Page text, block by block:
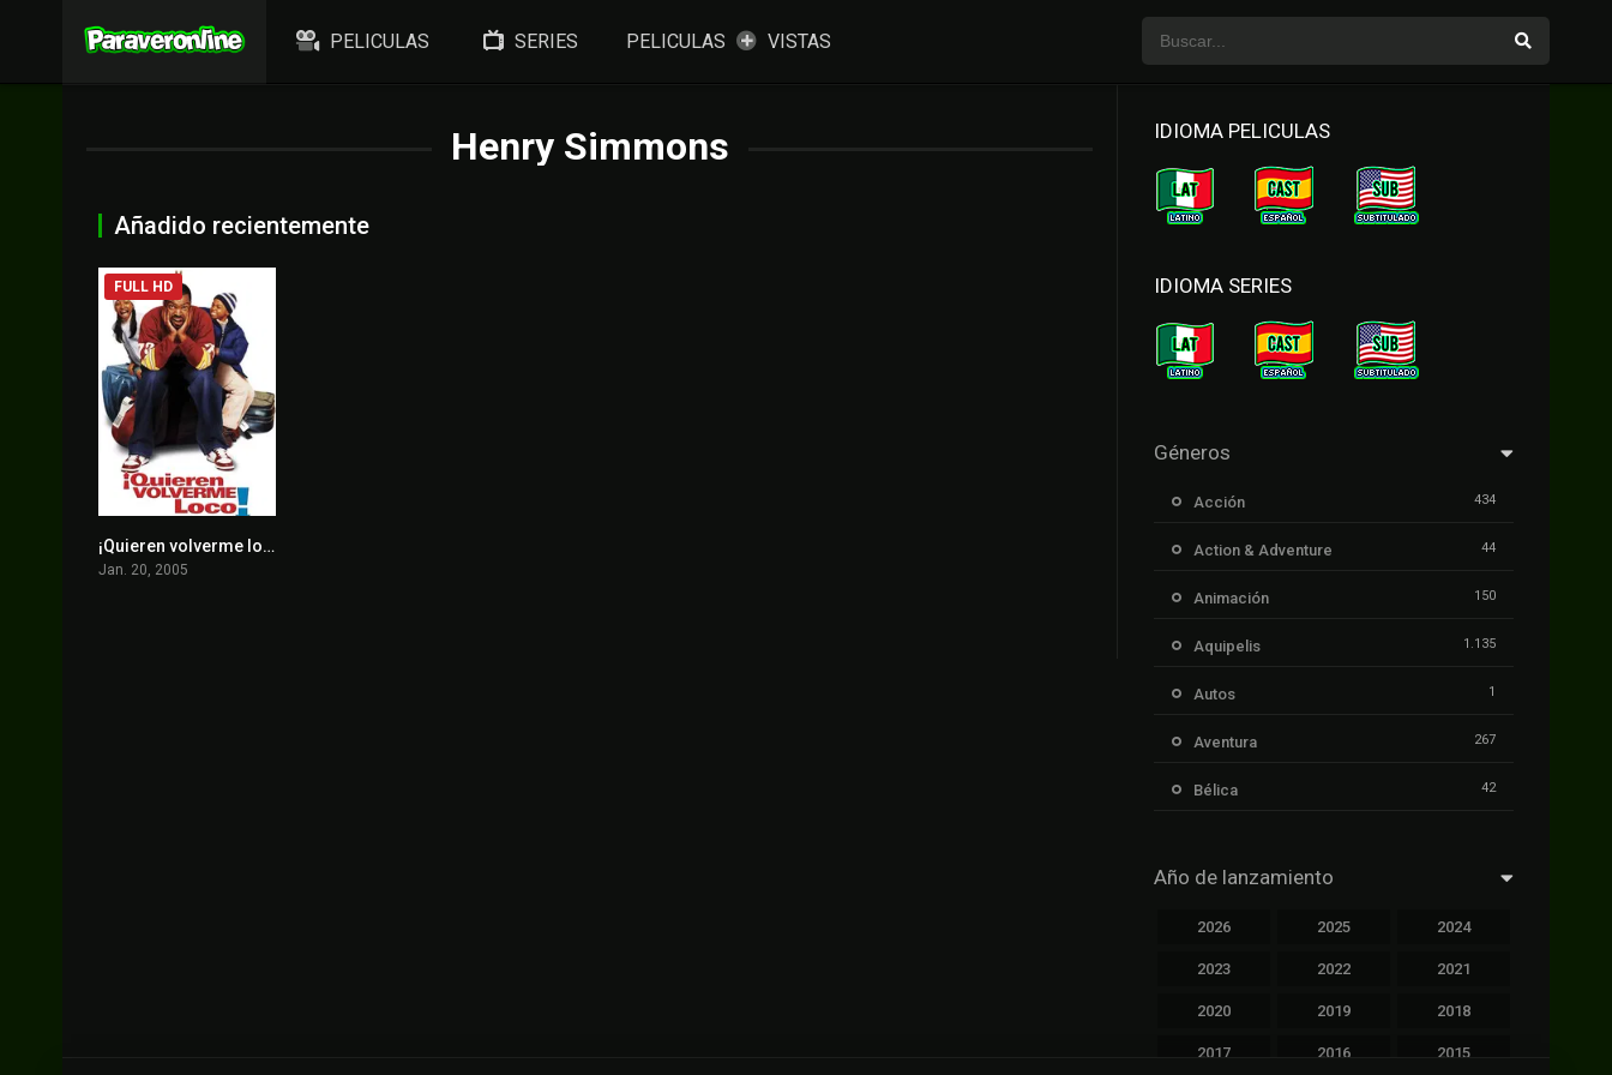
PELICULAS SERIES PELICULAS VISTAS
Henry Simmons
Añadido recientemente
4.8
FULL HD
¡Quieren volverme loco!
Jan. 20, 2005
IDIOMA PELICULAS
IDIOMA SERIES
Géneros
Acción 434
Action & Adventure 44
Animación 150
Aquipelis 1.135
Autos 1
Aventura 267
Bélica 42
Cinecalidad
Cinetux 1.139
Año de lanzamiento
2026 2025 2024
2023 2022 2021
2020 2019 2018
2017 2016 2015